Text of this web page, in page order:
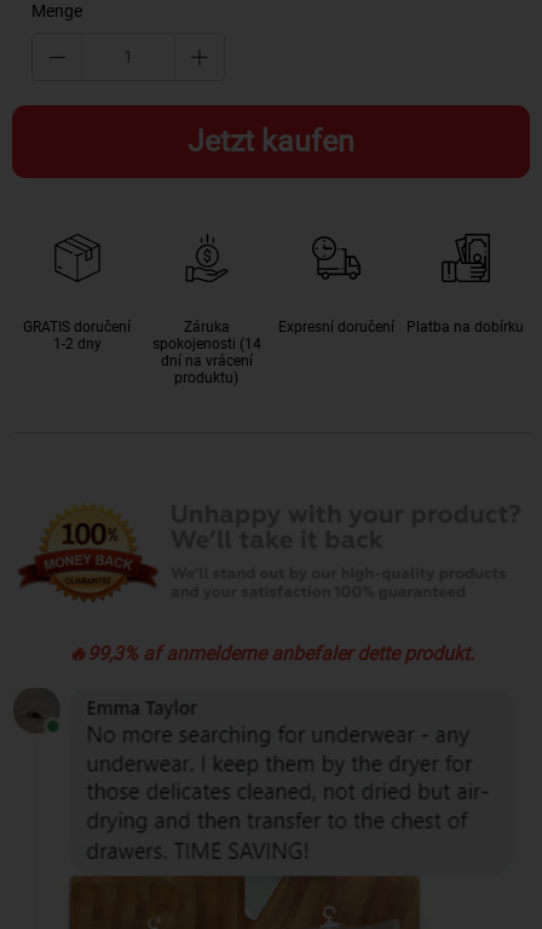
Menge
Jetzt kaufen
GRATIS doručení
1-2 dny
Záruka
spokojenosti (14
dní na vrácení
produktu)
Expresní doručení Platba na dobírku
🔥99,3% af anmelderne anbefaler dette produkt.